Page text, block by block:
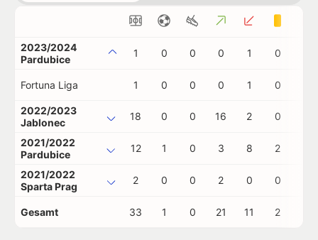
2023/2024
Pardubice
1 0 0 0 1 0
Fortuna Liga 1 0 0 0 1 0
2022/2023
Jablonec
18 0 0 16 2 0
2021/2022
Pardubice
12 1 0 3 8 2
2021/2022
Sparta Prag
2 0 0 2 0 0
Gesamt 33 1 0 21 11 2